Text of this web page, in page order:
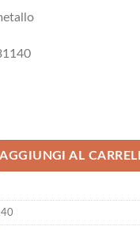
Pennelli - Reggipennelli
AGGIUNGI AL